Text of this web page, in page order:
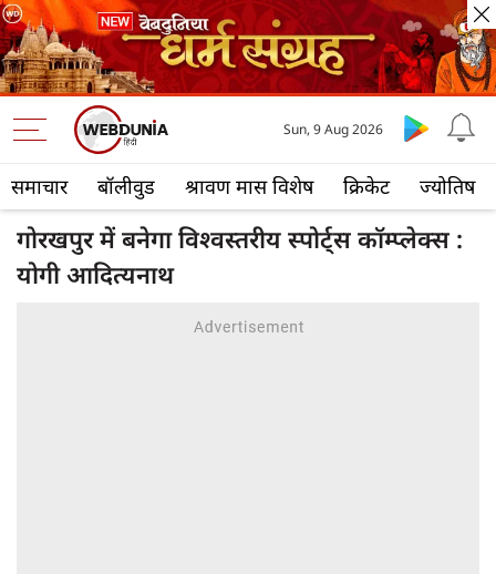
समाचार बॉलीवुड श्रावण मास विशेष क्रिकेट ज्योतिष
Sun, 9 Aug 2026
गोरखपुर में बनेगा विश्वस्तरीय स्पोर्ट्स कॉम्प्लेक्स :
योगी आदित्यनाथ